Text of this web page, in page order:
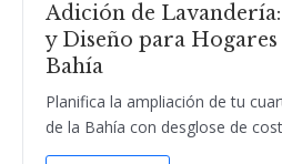
Adición de
y Diseño para
Bahía
Planifica la ampliación de tu
de la Bahía con desglose de